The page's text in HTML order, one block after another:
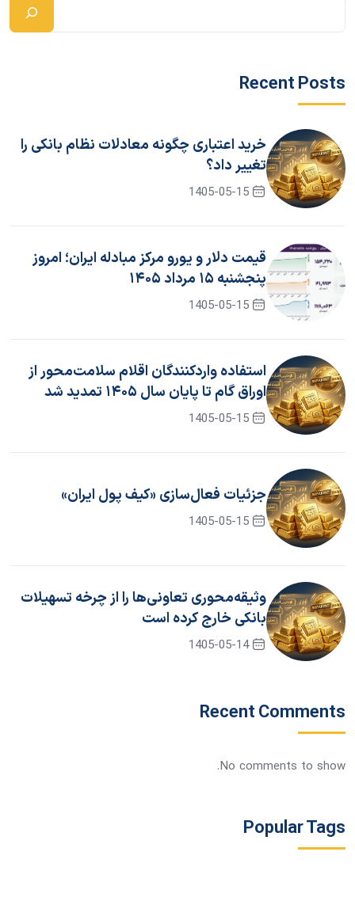
Recent Posts
خرید اعتباری چگونه معادلات نظام بانکی را
تغییر داد؟
1405-05-15
قیمت دلار و یورو مرکز مبادله ایران؛ امروز
پنجشنبه ۱۵ مرداد ۱۴۰۵
1405-05-15
استفاده واردکنندگان اقلام سلامت‌محور از
اوراق گام تا پایان سال ۱۴۰۵ تمدید شد
1405-05-15
جزئیات فعال‌سازی «کیف پول ایران»
1405-05-15
وثیقه‌محوری تعاونی‌ها را از چرخه تسهیلات
بانکی خارج کرده است
1405-05-14
Recent Comments
No comments to show.
Popular Tags